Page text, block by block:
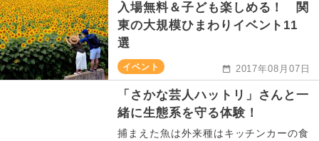
入場無料＆子ども楽しめる！ 関
東の大規模ひまわりイベント11
選
イベント 2017年08月07日
「さかな芸人ハットリ」さんと一
緒に生態系を守る体験！
捕まえた魚は外来種はキッチンカーの食